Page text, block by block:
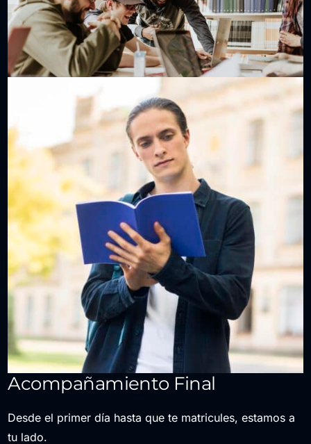
Acompañamiento Final
Desde el primer día hasta que te matricules, estamos a
tu lado.